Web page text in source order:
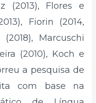
(2013), Flores e
Fiorin (2014,
Marcuschi
(2010), Koch e
a pesquisa de
com base na